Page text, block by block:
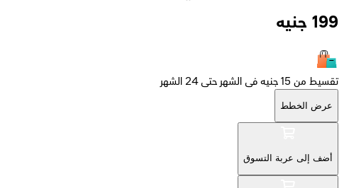
199 جنيه
تقسيط من 15 جنيه فى الشهر حتى 24 الشهر
عرض الخطط
أضف إلى عربة التسوق